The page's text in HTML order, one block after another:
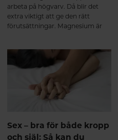
arbeta på högvarv. Då blir det
extra viktigt att ge den rätt
förutsättningar. Magnesium är
muskelfunktion och
energiomsättning till nervsystem
och hjärta.
Sex – bra för både kropp
och själ: Så kan du